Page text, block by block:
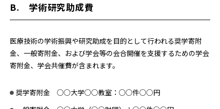
B. 学術研究助成費
医療技術の学術振興や研究助成を目的として行われる奨学寄附
金、一般寄附金、および学会等の会合開催を支援するための学会
寄附金、学会共催費が含まれます。
奨学寄附金 ○○大学○○教室：○○件○○円